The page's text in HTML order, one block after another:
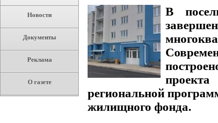
Новости
Документы
Реклама
О газете
В
региональной
жилищного фонда.